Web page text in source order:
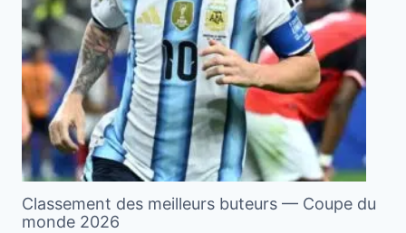
Classement des meilleurs buteurs — Coupe du
monde 2026